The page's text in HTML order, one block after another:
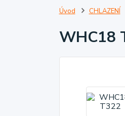
Úvod CHLAZENÍ
WHC18